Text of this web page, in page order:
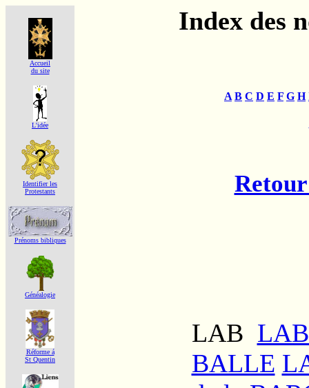
Accueil
du site
L'idée
Identifier les
Protestants
Prénoms bibliques
Généalogie
Réforme á
St Quentin
Index des
A B C D E F G H
LAB
BALLE